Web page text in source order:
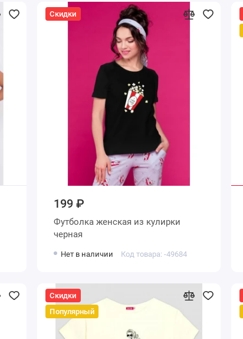
Скидки
199 ₽
Футболка женская из кулирки
черная
Нет в наличии Код товара: -49684
Скидки
Популярный